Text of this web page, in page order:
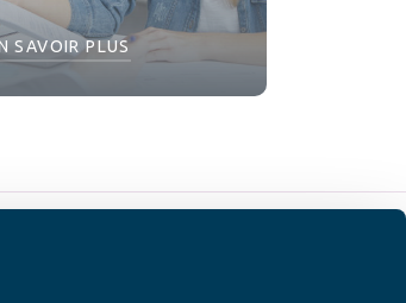
SAVOIR PLUS